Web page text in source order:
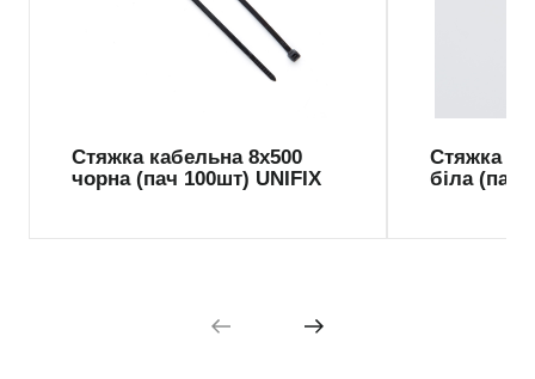
Стяжка кабельна 8х500
чорна (пач 100шт) UNIFIX
Стяжка
біла (пач